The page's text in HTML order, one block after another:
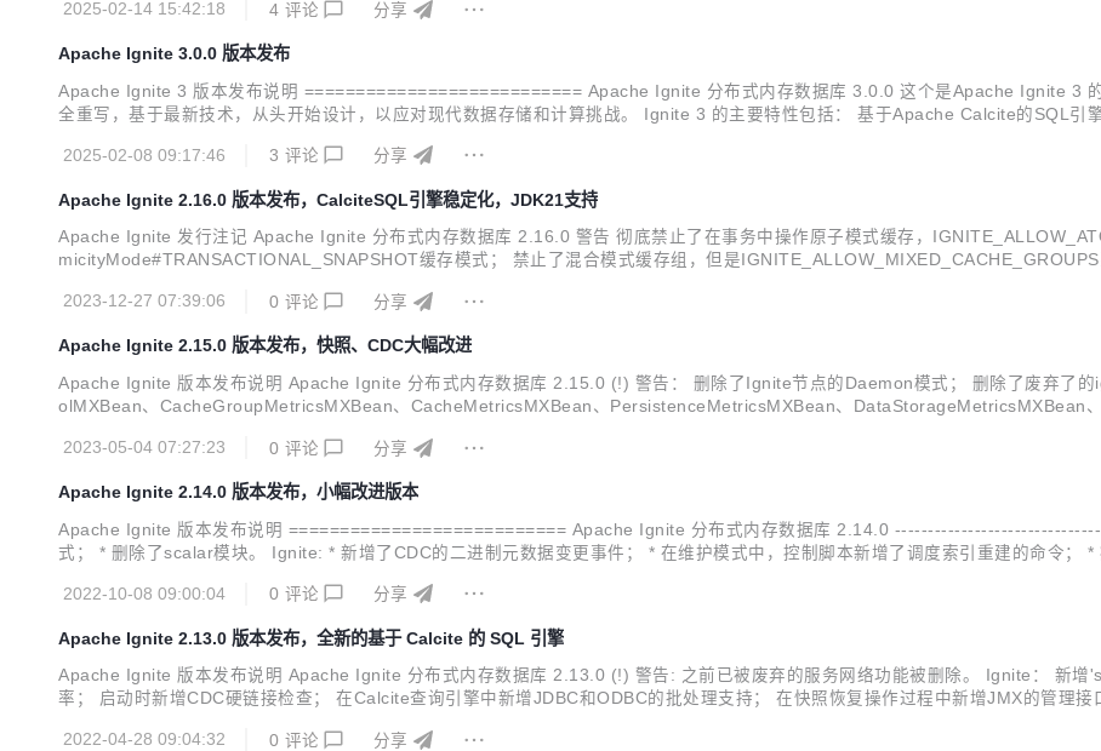
2025-02-14 15:42:18
4 评论 分享
Apache Ignite 3.0.0 版本发布
Apache Ignite 3 版本发布说明 =========================== Apache Ignite 分布式内存数据库 3.0.0 这个是Apache Ignite 3
全重写，基于最新技术，从头开始设计，以应对现代数据存储和计算挑战。 Ignite 3 的主要特性包括： 基于Apache Calcite的SQL引
2025-02-08 09:17:46
3 评论 分享
Apache Ignite 2.16.0 版本发布，CalciteSQL引擎稳定化，JDK21支持
Apache Ignite 发行注记 Apache Ignite 分布式内存数据库 2.16.0 警告 彻底禁止了在事务中操作原子模式缓存，
micityMode#TRANSACTIONAL_SNAPSHOT缓存模式； 禁止了混合模式缓存组，但是
2023-12-27 07:39:06
0 评论 分享
Apache Ignite 2.15.0 版本发布，快照、CDC大幅改进
Apache Ignite 版本发布说明 Apache Ignite 分布式内存数据库 2.15.0 (!) 警告： 删除了Ignite节点的Daemon模式； 删除了废弃了
olMXBean、CacheGroupMetricsMXBean、CacheMetricsMXBean、PersistenceMetricsMXBean、DataStorageMetricsMXBean
2023-05-04 07:27:23
0 评论 分享
Apache Ignite 2.14.0 版本发布，小幅改进版本
Apache Ignite 版本发布说明 =========================== Apache Ignite 分布式内存数据库 2.14.0
式； * 删除了scalar模块。 Ignite: * 新增了CDC的二进制元数据变更事件； * 在维护模式中，控制脚本新增了调度索引重建的命令； *
2022-10-08 09:00:04
0 评论 分享
Apache Ignite 2.13.0 版本发布，全新的基于 Calcite 的 SQL 引擎
Apache Ignite 版本发布说明 Apache Ignite 分布式内存数据库 2.13.0 (!) 警告: 之前已被废弃的服务网络功能被删除。 Ignite： 新
率； 启动时新增CDC硬链接检查； 在Calcite查询引擎中新增JDBC和ODBC的批处理支持； 在快照恢复操作过程中新增JMX的管理接
2022-04-28 09:04:32
0 评论 分享